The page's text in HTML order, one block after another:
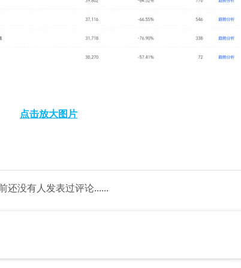
点击放大图片
还没有人发表过评论......